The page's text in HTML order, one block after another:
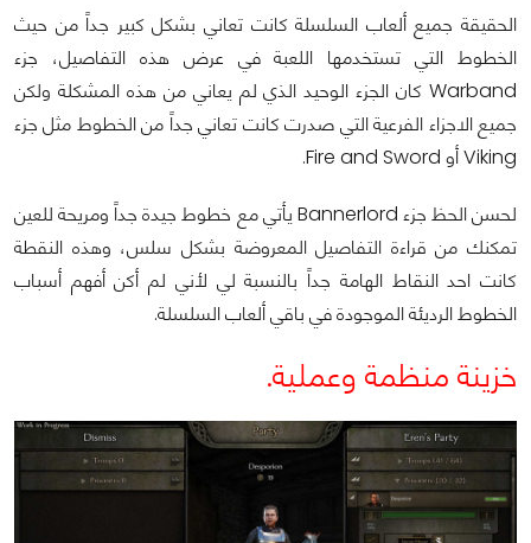
الحقيقة جميع ألعاب السلسلة كانت تعاني بشكل كبير جداً من حيث
الخطوط التي تستخدمها اللعبة في عرض هذه التفاصيل، جزء
Warband كان الجزء الوحيد الذي لم يعاني من هذه المشكلة ولكن
جميع الاجزاء الفرعية التي صدرت كانت تعاني جداً من الخطوط مثل جزء
Viking أو Fire and Sword.
لحسن الحظ جزء Bannerlord يأتي مع خطوط جيدة جداً ومريحة للعين
تمكنك من قراءة التفاصيل المعروضة بشكل سلس، وهذه النقطة
كانت احد النقاط الهامة جداً بالنسبة لي لأني لم أكن أفهم أسباب
الخطوط الرديئة الموجودة في باقي ألعاب السلسلة.
خزينة منظمة وعملية.